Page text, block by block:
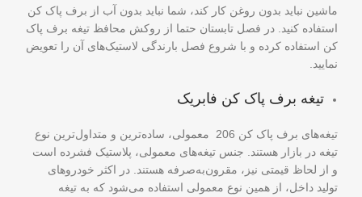
ماشین نباید بدون روغن کار کند، شما نباید بدون آب از برف پاک کن
استفاده کنید. در فصل تابستان حتما از روکش محافظ تیغه برف پاک
کن استفاده کرده و با شروع فصل بارندگی لاستیک‌های آن را تعویض
نمایید.
تیغه برف پاک کن فابریک
تیغه‌های برف پاک کن 206 معمولی، ساده‌ترین و متداول‌ترین نوع
تیغه در بازار هستند. جنس تیغه‌های معمولی، پلاستیک فشرده است
و از لحاظ قیمتی نیز، مقرون‌به‌صرفه هستند. در اکثر خودروهای
تولید داخل، از همین نوع معمولی استفاده می‌شود که به تیغه